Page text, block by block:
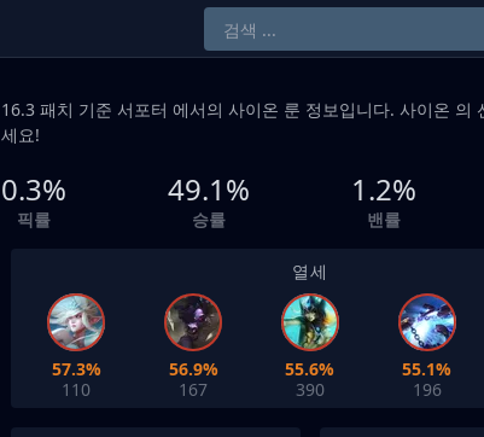
16.3 패치 기준 서포터 에서의 사이온 룬 정보입니다. 사이온 의
세요!
0.3%
픽률
49.1%
승률
1.2%
밴률
열세
57.3%
110
56.9%
167
55.6%
390
55.1%
196